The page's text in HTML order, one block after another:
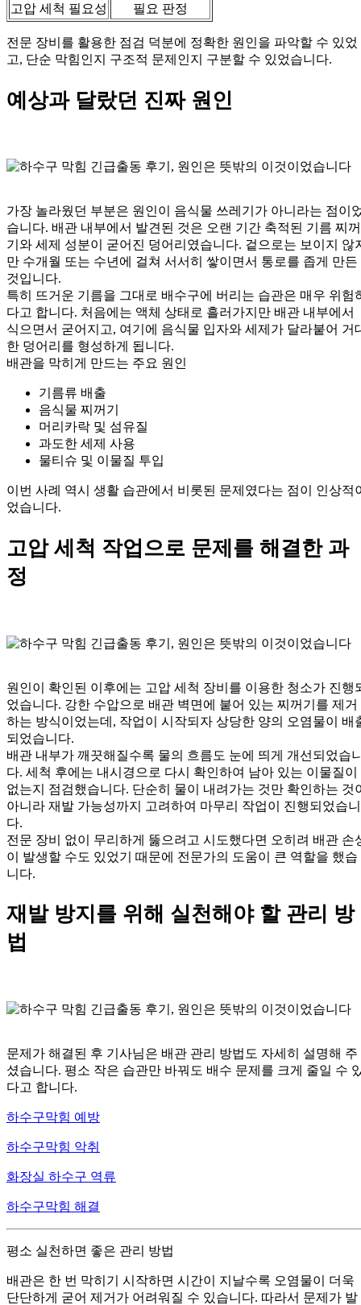
고압 세척 필요성 필요 판정
전문 장비를 활용한 점검 덕분에 정확한 원인을 파악할 수 있었
고, 단순 막힘인지 구조적 문제인지 구분할 수 있었습니다.
예상과 달랐던 진짜 원인
가장 놀라웠던 부분은 원인이 음식물 쓰레기가 아니라는 점이
습니다. 배관 내부에서 발견된 것은 오랜 기간 축적된 기름 찌꺼
기와 세제 성분이 굳어진 덩어리였습니다. 겉으로는 보이지 않
만 수개월 또는 수년에 걸쳐 서서히 쌓이면서 통로를 좁게 만든
것입니다.
특히 뜨거운 기름을 그대로 배수구에 버리는 습관은 매우 위험
다고 합니다. 처음에는 액체 상태로 흘러가지만 배관 내부에서
식으면서 굳어지고, 여기에 음식물 입자와 세제가 달라붙어 거
한 덩어리를 형성하게 됩니다.
배관을 막히게 만드는 주요 원인
기름류 배출
음식물 찌꺼기
머리카락 및 섬유질
과도한 세제 사용
물티슈 및 이물질 투입
이번 사례 역시 생활 습관에서 비롯된 문제였다는 점이 인상적
었습니다.
고압 세척 작업으로 문제를 해결한 과
정
원인이 확인된 이후에는 고압 세척 장비를 이용한 청소가 진행
었습니다. 강한 수압으로 배관 벽면에 붙어 있는 찌꺼기를 제거
하는 방식이었는데, 작업이 시작되자 상당한 양의 오염물이 배
되었습니다.
배관 내부가 깨끗해질수록 물의 흐름도 눈에 띄게 개선되었습
다. 세척 후에는 내시경으로 다시 확인하여 남아 있는 이물질이
없는지 점검했습니다. 단순히 물이 내려가는 것만 확인하는 것
아니라 재발 가능성까지 고려하여 마무리 작업이 진행되었습니
다.
전문 장비 없이 무리하게 뚫으려고 시도했다면 오히려 배관 손
이 발생할 수도 있었기 때문에 전문가의 도움이 큰 역할을 했습
니다.
재발 방지를 위해 실천해야 할 관리 방
법
문제가 해결된 후 기사님은 배관 관리 방법도 자세히 설명해 주
셨습니다. 평소 작은 습관만 바꿔도 배수 문제를 크게 줄일 수
다고 합니다.
하수구막힘 예방
하수구막힘 악취
화장실 하수구 역류
하수구막힘 해결
평소 실천하면 좋은 관리 방법
배관은 한 번 막히기 시작하면 시간이 지날수록 오염물이 더욱
단단하게 굳어 제거가 어려워질 수 있습니다. 따라서 문제가 발